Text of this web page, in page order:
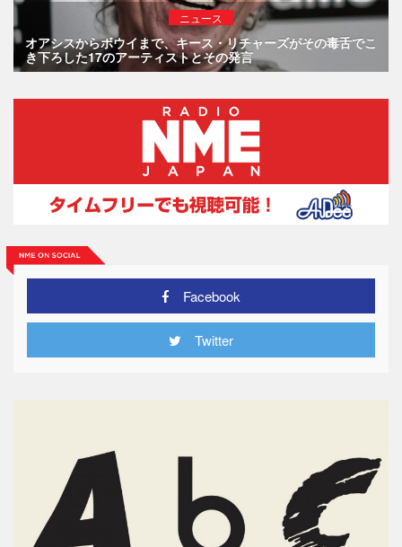
ニュース
オアシスからボウイまで、キース・リチャーズがその毒舌でこ
き下ろした17のアーティストとその発言
Facebook
Twitter